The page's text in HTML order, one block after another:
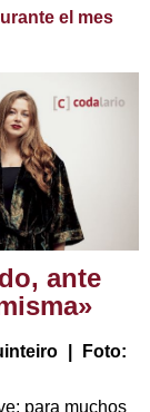
el mes
ante
| Foto:
para muchos